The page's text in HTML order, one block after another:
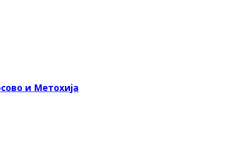
и Метохија